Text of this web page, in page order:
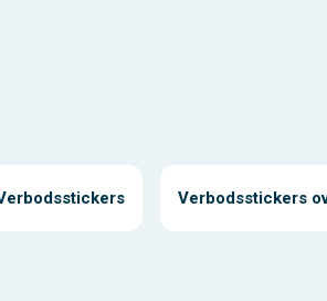
Verbodsstickers